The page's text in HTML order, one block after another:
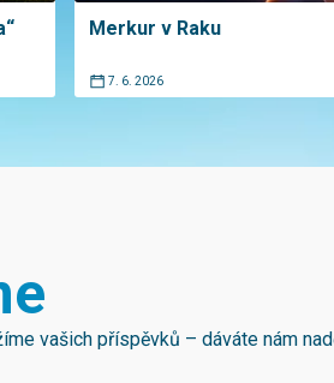
Merkur v Raku
7. 6. 2026
vašich příspěvků – dáváte nám